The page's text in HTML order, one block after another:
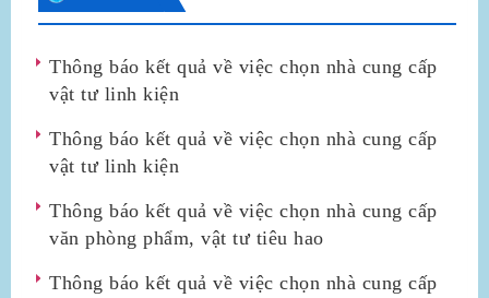
Thông báo kết quả về việc chọn nhà cung cấp
vật tư linh kiện
Thông báo kết quả về việc chọn nhà cung cấp
vật tư linh kiện
Thông báo kết quả về việc chọn nhà cung cấp
văn phòng phẩm, vật tư tiêu hao
Thông báo kết quả về việc chọn nhà cung cấp